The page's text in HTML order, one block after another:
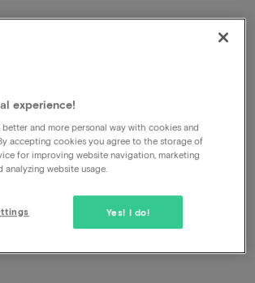
Hotel Amsterdam straalt
en stoerheid aan de
het vanbinnen een sfeer van
eindeloze luchten over water, en met
ben je binnen 20 minuten in het
van Amsterdam - een ideale
gastvrijheid en laat je
vertrekt en mijmert over je
experience!
better and more personal way with cookies and
accepting cookies you agree to the storage of
for improving website navigation, marketing
analyzing website usage.
Yes! I do!